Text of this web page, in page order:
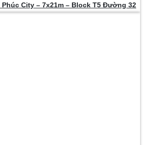
City – 7x21m – Block T5 Đường 32